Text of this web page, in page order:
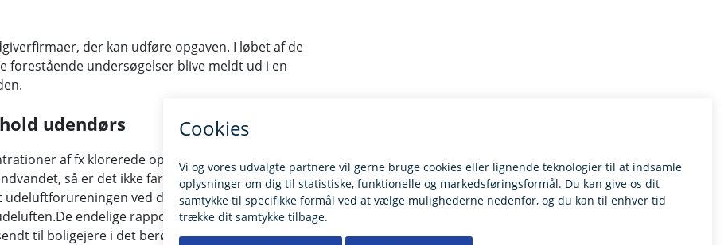
der kan udføre opgaven. I løbet af de
forestående undersøgelser blive meldt ud i en
udendørs
af fx klorerede opløsningsmidler i
så er det ikke farligt at opholde sig i
udeluftforureningen ved de mest forurenede steder
endelige rapporter om
til boligejere i det berørte område, når den